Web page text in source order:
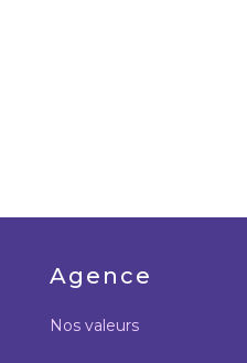
Agence
Nos valeurs